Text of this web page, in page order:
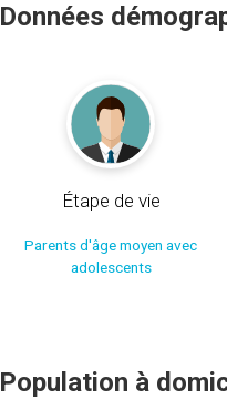
Données
Étape de vie
Parents d'âge moyen avec
adolescents
Population à